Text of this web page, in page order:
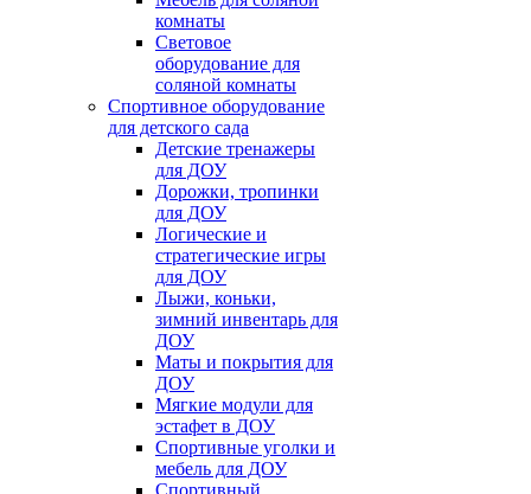
комнаты
Световое
оборудование для
соляной комнаты
Спортивное оборудование
для детского сада
Детские тренажеры
для ДОУ
Дорожки, тропинки
для ДОУ
Логические и
стратегические игры
для ДОУ
Лыжи, коньки,
зимний инвентарь для
ДОУ
Маты и покрытия для
ДОУ
Мягкие модули для
эстафет в ДОУ
Спортивные уголки и
мебель для ДОУ
Спортивный